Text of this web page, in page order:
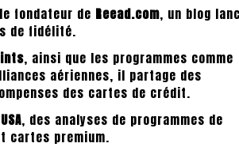
fondateur de Reead.com, un blog
de fidélité.
, ainsi que les programmes comme
aériennes, il partage des
des cartes de crédit.
, des analyses de programmes de
cartes premium.